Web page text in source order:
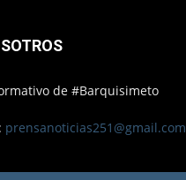
de #Barquisimeto
prensanoticias251@gmail.com